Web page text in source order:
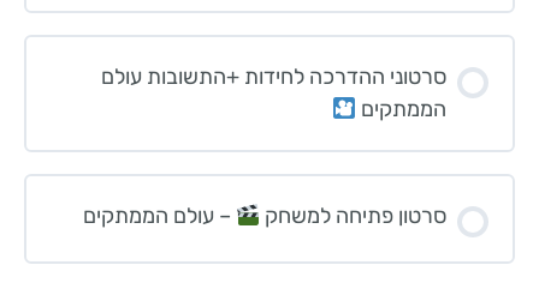
סרטוני ההדרכה לחידות +התשובות עולם
הממתקים
סרטון פתיחה למשחק – עולם הממתקים